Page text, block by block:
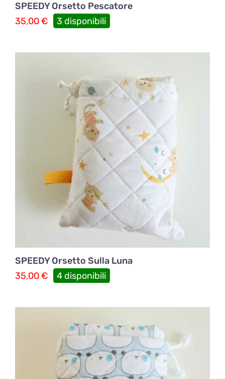
SPEEDY Orsetto Pescatore
35,00€ 3 disponibili
SPEEDY Orsetto Sulla Luna
35,00€ 4 disponibili